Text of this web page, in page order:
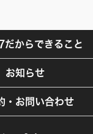
からできること
お知らせ
・お問い合わせ